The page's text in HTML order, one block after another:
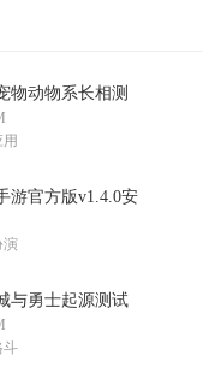
物动物系长相测
安卓版
游官方版v1.4.0安
演
与勇士起源测试
版v101.0.2.0安卓
斗